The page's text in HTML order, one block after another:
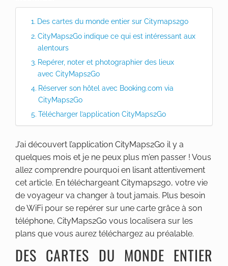
Des cartes du monde entier sur Citymaps2go
CityMaps2Go indique ce qui est intéressant aux
alentours
Repérer, noter et photographier des lieux
avec CityMaps2Go
Réserver son hôtel avec Booking.com via
CityMaps2Go
Télécharger l’application CityMaps2Go
J’ai découvert l’application CityMaps2Go il y a
quelques mois et je ne peux plus m’en passer ! Vous
allez comprendre pourquoi en lisant attentivement
cet article. En téléchargeant Citymaps2go, votre vie
de voyageur va changer à tout jamais. Plus besoin
de WiFi pour se repérer sur une carte grâce à son
téléphone, CityMaps2Go vous localisera sur les
plans que vous aurez téléchargez au préalable.
DES CARTES DU MONDE ENTIER